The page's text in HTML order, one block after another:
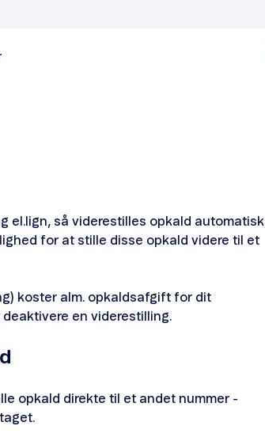
el.lign, så viderestilles opkald automatisk
for at stille disse opkald videre til et
koster alm. opkaldsafgift for dit
en viderestilling.
opkald direkte til et andet nummer -